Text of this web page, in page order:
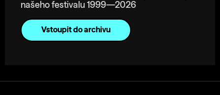
našeho festivalu 1999—2026
Vstoupit do archivu